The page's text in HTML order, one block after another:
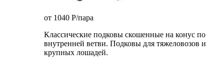
от 1040 P/пара
Классические подковы скошенные на конус по
внутренней ветви. Подковы для тяжеловозов и
крупных лошадей.